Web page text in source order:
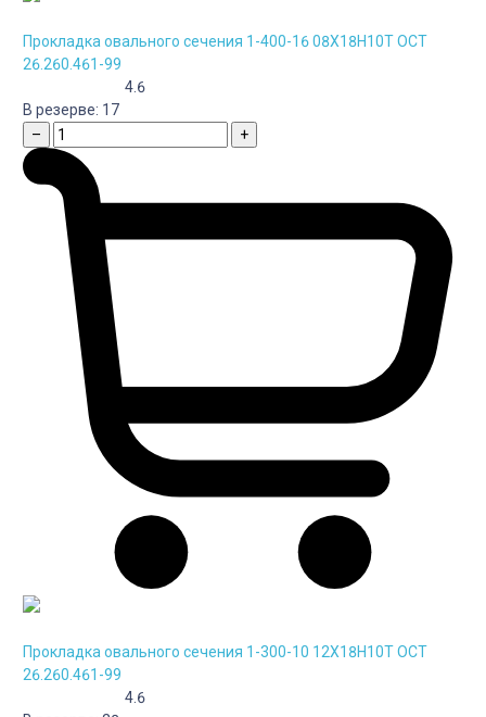
Прокладка овального сечения 1-400-16 08Х18Н10Т ОСТ
26.260.461-99
4.6
В резерве: 17
–
+
Прокладка овального сечения 1-300-10 12Х18Н10Т ОСТ
26.260.461-99
4.6